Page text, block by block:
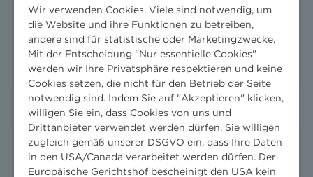
ÖSTERREICH: PETER SANDER
SCHREIBT AUF
WWW.UMWELTRECHTSBLOG.AT
19. Oktober 2011 News /News aktuell /2011
Dr. Peter Sander schreibt über Wegweisende
EuGH-Entscheidung zum Seveso II-Recht. Mehr
dazu lesen Sie hier:
Wir verwenden Cookies. Viele sind notwendig, um
die Website und ihre Funktionen zu betreiben,
andere sind für statistische oder Marketingzwecke.
Mit der Entscheidung "Nur essentielle Cookies"
werden wir Ihre Privatsphäre respektieren und keine
Cookies setzen, die nicht für den Betrieb der Seite
notwendig sind. Indem Sie auf "Akzeptieren" klicken,
willigen Sie ein, dass Cookies von uns und
Drittanbieter verwendet werden dürfen. Sie willigen
zugleich gemäß unserer DSGVO ein, dass Ihre Daten
in den USA/Canada verarbeitet werden dürfen. Der
Europäische Gerichtshof bescheinigt den USA kein